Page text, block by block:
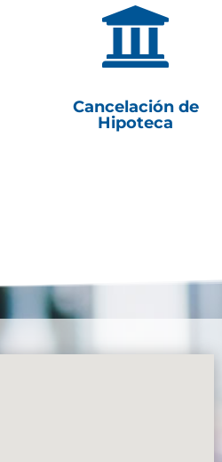

Cancelación de
Hipoteca